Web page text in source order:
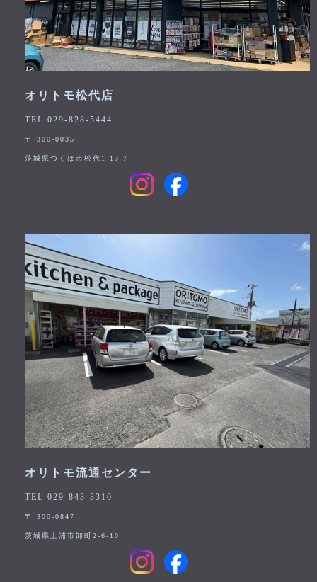
オリトモ松代店
TEL 029-828-5444
〒 300-0035
茨城県つくば市松代1-13-7
オリトモ流通センター
TEL 029-843-3310
〒 300-0847
茨城県土浦市卸町2-6-10